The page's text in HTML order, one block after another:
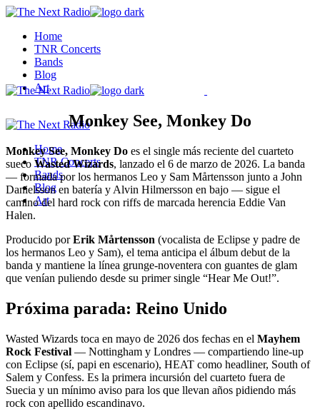
Skip
content
Home
TNR Concerts
Bands
Blog
Art
Home
TNR Concerts
Bands
Blog
Art
Monkey See, Monkey Do
Monkey See, Monkey Do es el single más reciente del cuarteto
sueco Wasted Wizards, lanzado el 6 de marzo de 2026. La banda
— formada por los hermanos Leo y Sam Mårtensson junto a John
Danielsson en batería y Alvin Hilmersson en bajo — sigue el
camino del hard rock con riffs de marcada herencia Eddie Van
Halen.
Producido porErik Mårtensson (vocalista de Eclipse y padre de
los hermanos Leo y Sam), el tema anticipa el álbum debut de la
banda y mantiene la línea grunge-noventera con guantes de glam
que venían puliendo desde su primer single “Hear Me Out!”.
Próxima parada: Reino Unido
Wasted Wizards toca en mayo de 2026 dos fechas en el Mayhem
Rock Festival — Nottingham y Londres — compartiendo line-up
con Eclipse (sí, papi en escenario), HEAT como headliner, South of
Salem y Confess. Es la primera incursión del cuarteto fuera de
Suecia y un mínimo aviso para los que llevan años pidiendo más
rock con apellido escandinavo.